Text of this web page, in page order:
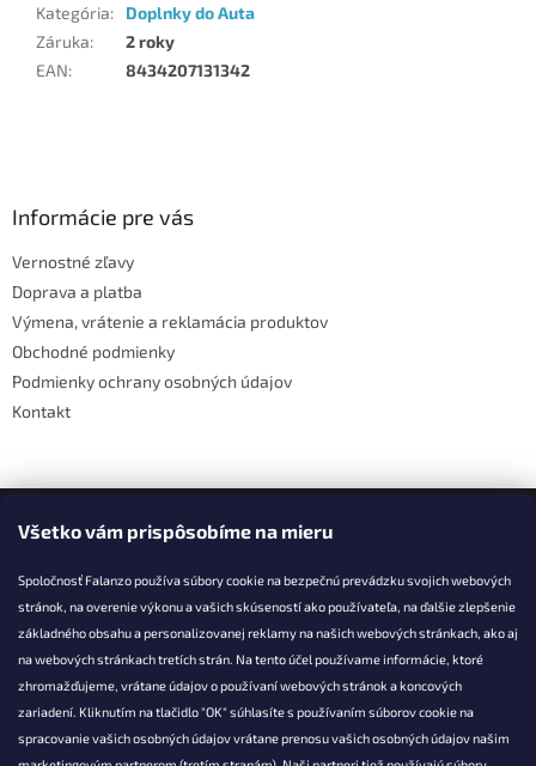
Všetko vám prispôsobíme na mieru
Spoločnosť Falanzo používa súbory cookie na bezpečnú prevádzku svojich webových
stránok, na overenie výkonu a vašich skúseností ako používateľa, na ďalšie zlepšenie
základného obsahu a personalizovanej reklamy na našich webových stránkach, ako aj
na webových stránkach tretích strán. Na tento účel používame informácie, ktoré
zhromažďujeme, vrátane údajov o používaní webových stránok a koncových
zariadení. Kliknutím na tlačidlo "OK" súhlasíte s používaním súborov cookie na
spracovanie vašich osobných údajov vrátane prenosu vašich osobných údajov našim
Kategória:
Doplnky do Auta
Záruka:
2 roky
EAN: 8434207131342
Informácie pre vás
Vernostné zľavy
Doprava a platba
Výmena, vrátenie a reklamácia produktov
Obchodné podmienky
Podmienky ochrany osobných údajov
Kontakt
Facebook
KONTAKT
info@falanzo.sk
Falanzo.sk
FalanzoSK